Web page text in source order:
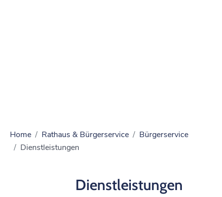
Home Rathaus & Bürgerservice
Bürgerservice
Dienstleistungen
Dienstleistungen